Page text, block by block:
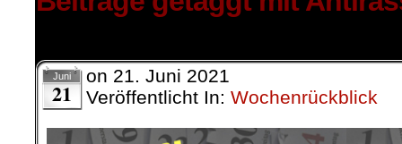
Juni
21
on 21. Juni 2021
Veröffentlicht In: Wochenrückblick